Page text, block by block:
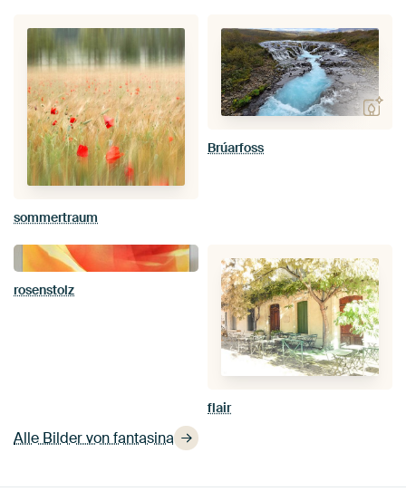
Alle Bilder von fantasina
sommertraum
Brúarfoss
rosenstolz
flair